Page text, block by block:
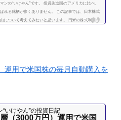
ンの“いけやん”です。 投資先進国のアメリカに比べ、
れる銘柄が多くありません。 この記事では、日本株式
について考えてみたいと思います。 日米の株式利回り
運用で米国株の毎月自動購入を
いけやん”の投資日記
（3000万円）運用で米国